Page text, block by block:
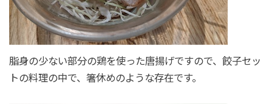
脂身の少ない部分の鶏を使った唐揚げですので、餃子セッ
トの料理の中で、箸休めのような存在です。